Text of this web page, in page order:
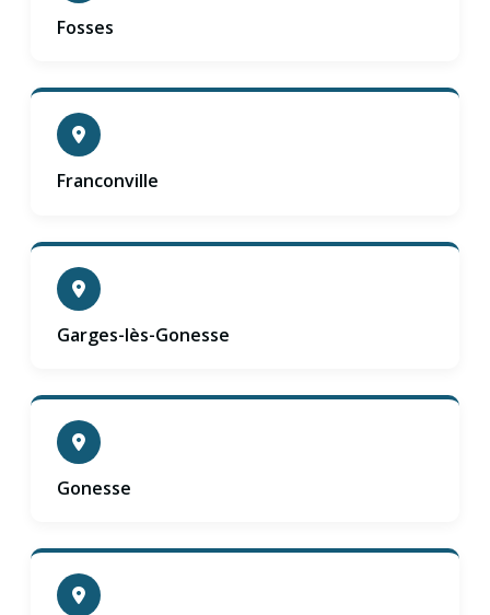
Fosses
Franconville
Garges-lès-Gonesse
Gonesse